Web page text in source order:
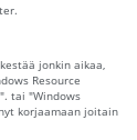
jonkin aikaa,
Resource
tai "Windows
korjaamaan joitain